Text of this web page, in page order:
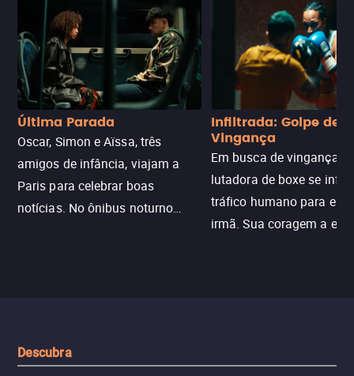
Última Parada
Oscar, Simon e Aïssa, três
amigos de infância, viajam a
Paris para celebrar boas
notícias. No ônibus noturno
Infiltrada: Golpe de
Vingança
Em busca de vingança,
lutadora de boxe se
tráfico humano para
irmã. Sua coragem a
Descubra